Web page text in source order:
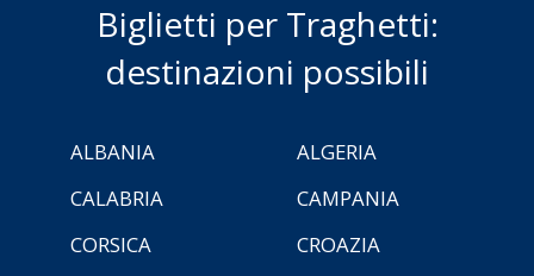
Biglietti per Traghetti:
destinazioni possibili
ALBANIA
ALGERIA
CALABRIA
CAMPANIA
CORSICA
CROAZIA